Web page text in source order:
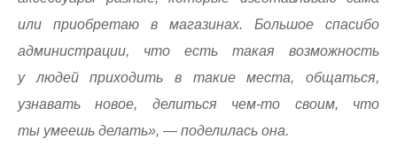
или приобретаю в магазинах. Большое спасибо
администрации, что есть такая возможность
у людей приходить в такие места, общаться,
узнавать новое, делиться чем-то своим, что
ты умеешь делать», — поделилась она.